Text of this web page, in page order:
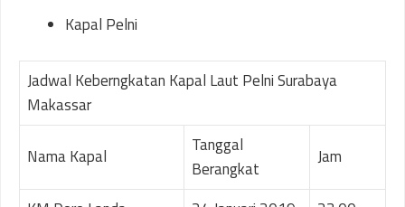
Kapal Pelni
Jadwal Keberngkatan Kapal Laut Pelni Surabaya
Makassar
Nama Kapal
Tanggal
Berangkat
Jam